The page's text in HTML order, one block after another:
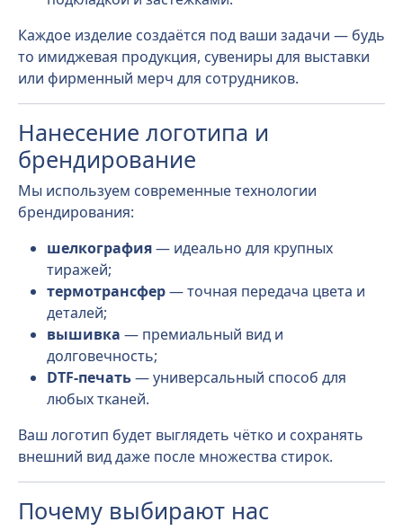
Каждое изделие создаётся под ваши задачи — будь
то имиджевая продукция, сувениры для выставки
или фирменный мерч для сотрудников.
Нанесение логотипа и
брендирование
Мы используем современные технологии
брендирования:
шелкография— идеально для крупных
тиражей;
термотрансфер— точная передача цвета и
деталей;
вышивка — премиальный вид и
долговечность;
DTF-печать— универсальный способ для
любых тканей.
Ваш логотип будет выглядеть чётко и сохранять
внешний вид даже после множества стирок.
Почему выбирают нас